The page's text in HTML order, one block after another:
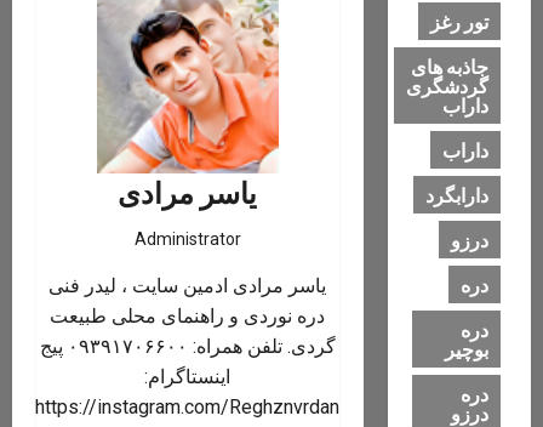
یاسر مرادی
Administrator
یاسر مرادی ادمین سایت ، لیدر فنی
دره نوردی و راهنمای محلی طبیعت
گردی. تلفن همراه: ۰۹۳۹۱۷۰۶۶۰۰ پیج
اینستاگرام:
https://instagram.com/Reghznvrdan
تور رغز
جاذبه های
گردشگری
داراب
داراب
دارابگرد
درزو
دره
دره
بوچیر
دره
درزو